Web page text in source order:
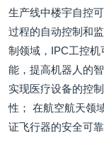
生产线中楼宇自控
过程的自动控制和
制领域，IPC工控
能，提高机器人的
实现医疗设备的控
性； 在航空航天领
证飞行器的安全可靠